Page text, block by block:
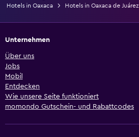
Hotels in Oaxaca
Hotels in Oaxaca de Juárez
Unternehmen
Über uns
Jobs
Mobil
Entdecken
Wie unsere Seite funktioniert
momondo Gutschein- und Rabattcodes